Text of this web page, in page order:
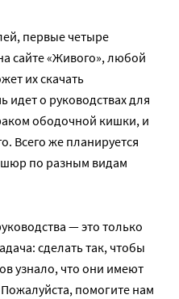
первые четыре
сайте «Живого», любой
их скачать
идет о руководствах для
ободочной кишки, и
Всего же планируется
по разным видам
— это только
сделать так, чтобы
узнало, что они имеют
помогите нам